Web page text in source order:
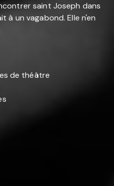
saint Joseph dans
à un vagabond. Elle n'en
de théâtre